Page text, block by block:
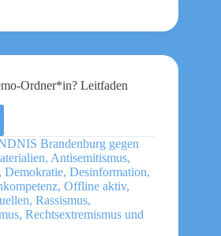
Ordner*in? Leitfaden
Brandenburg gegen
, Antisemitismus,
, Demokratie, Desinformation,
, Offline aktiv,
, Rassismus,
, Rechtsextremismus und